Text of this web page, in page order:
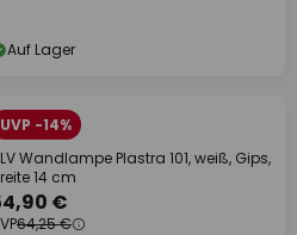
Auf Lager
UVP -14%
Wandlampe Plastra 101, weiß, Gips,
14 cm
€
64,25 €